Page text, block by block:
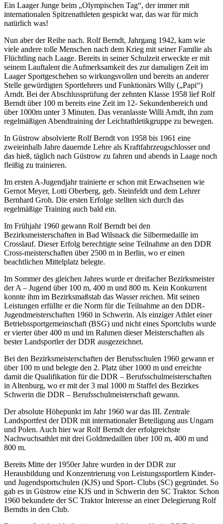
Ein Laager Junge beim „Olympischen Tag“, der immer mit
internationalen Spitzenathleten gespickt war, das war für mich
natürlich was!
Nun aber der Reihe nach. Rolf Berndt, Jahrgang 1942, kam wie
viele andere tolle Menschen nach dem Krieg mit seiner Familie als
Flüchtling nach Laage. Bereits in seiner Schulzeit erweckte er mit
seinem Lauftalent die Aufmerksamkeit des zur damaligen Zeit im
Laager Sportgeschehen so wirkungsvollen und bereits an anderer
Stelle gewürdigten Sportlehrers und Funktionärs Willy („Papi“)
Arndt. Bei der Abschlussprüfung der zehnten Klasse 1958 lief Rolf
Berndt über 100 m bereits eine Zeit im 12- Sekundenbereich und
über 1000m unter 3 Minuten. Das veranlasste Willi Arndt, ihn zum
regelmäßigen Abendtraining der Leichtathletikgruppe zu bewegen.
In Güstrow absolvierte Rolf Berndt von 1958 bis 1961 eine
zweieinhalb Jahre dauernde Lehre als Kraftfahrzeugschlosser und
das hieß, täglich nach Güstrow zu fahren und abends in Laage noch
fleißig zu trainieren.
Im ersten A-Jugendjahr trainierte er schon mit Erwachsenen wie
Gernot Meyer, Lotti Oberberg, geb. Steinfeldt und dem Lehrer
Bernhard Groh. Die ersten Erfolge stellten sich durch das
regelmäßige Training auch bald ein.
Im Frühjahr 1960 gewann Rolf Berndt bei den
Bezirksmeisterschaften in Bad Wilsnack die Silbermedaille im
Crosslauf. Dieser Erfolg berechtigte seine Teilnahme an den DDR
Cross-meisterschaften über 2500 m in Berlin, wo er einen
beachtlichen Mittelplatz belegte.
Im Sommer des gleichen Jahres wurde er dreifacher Bezirksmeister
der A – Jugend über 100 m, 400 m und 800 m. Kein Konkurrent
konnte ihm im Bezirksmaßstab das Wasser reichen. Mit seinen
Leistungen erfüllte er die Norm für die Teilnahme an den DDR-
Jugendmeisterschaften 1960 in Schwerin. Als einziger Athlet einer
Betriebssportgemeinschaft (BSG) und nicht eines Sportclubs wurde
er vierter über 400 m und im Rahmen dieser Meisterschaften als
bester Landsportler der DDR ausgezeichnet.
Bei den Bezirksmeisterschaften der Berufsschulen 1960 gewann er
über 100 m und belegte den 2. Platz über 1000 m und erreichte
damit die Qualifikation für die DDR – Berufsschulmeisterschaften
in Altenburg, wo er mit der 3 mal 1000 m Staffel des Bezirkes
Schwerin die DDR – Berufsschulmeisterschaft gewann.
Der absolute Höhepunkt im Jahr 1960 war das III. Zentrale
Landsportfest der DDR mit internationaler Beteiligung aus Ungarn
und Polen. Auch hier war Rolf Berndt der erfolgreichste
Nachwuchsathlet mit drei Goldmedaillen über 100 m, 400 m und
800 m.
Bereits Mitte der 1950er Jahre wurden in der DDR zur
Herausbildung und Konzentrierung von Leistungssportlern Kinder-
und Jugendsportschulen (KJS) und Sport- Clubs (SC) gegründet. So
gab es in Güstrow eine KJS und in Schwerin den SC Traktor. Schon
1960 bekundete der SC Traktor Interesse an einer Delegierung Rolf
Berndts in den Club.